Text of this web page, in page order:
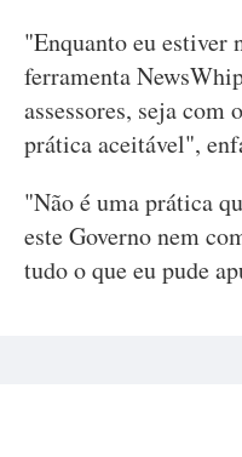
"Enquanto eu estiver
ferramenta
assessores, seja com
prática aceitável",
"Não é uma prática
este Governo nem
tudo o que eu pude